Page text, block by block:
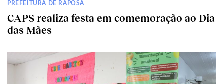
PREFEITURA DE RAPOSA
CAPS realiza festa em comemoração ao Dia
das Mães